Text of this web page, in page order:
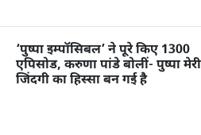
‘पुष्पा इम्पॉसिबल’ ने पूरे किए 1300
एपिसोड, करुणा पांडे बोलीं- पुष्पा मेरी
जिंदगी का हिस्सा बन गई है